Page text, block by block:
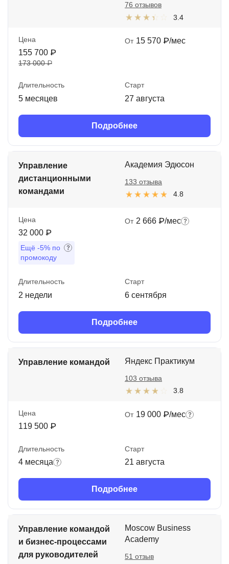
3.4
76 отзывов
Цена
155 700 ₽
173 000 ₽
От 15 570 ₽/мес
Длительность
5 месяцев
Старт
27 августа
Подробнее
Управление
дистанционными
командами
Академия Эдюсон
4.8
133 отзыва
Цена
32 000 ₽
Ещё -5% по
промокоду
От 2 666 ₽/мес
Длительность
2 недели
Старт
6 сентября
Подробнее
Управление командой Яндекс Практикум
3.8
103 отзыва
Цена
119 500 ₽
От 19 000 ₽/мес
Длительность
4 месяца
Старт
21 августа
Подробнее
Управление командой
и бизнес-процессами
для руководителей
Moscow Business
Academy
51 отзыв
Акции и промокоды
Рейтинг онлайн-школ